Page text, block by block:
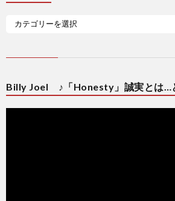
Billy Joel ♪「Honesty」誠実とは…
動